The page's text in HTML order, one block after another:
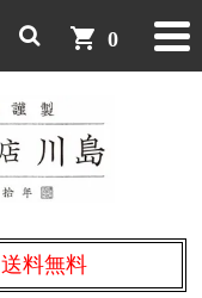
shopping_cart 0
送料無料